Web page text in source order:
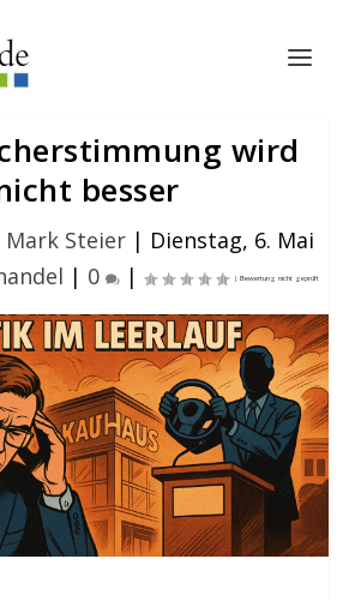
wird
besser
Mark Steier| Dienstag, 6. Mai
| 0 |